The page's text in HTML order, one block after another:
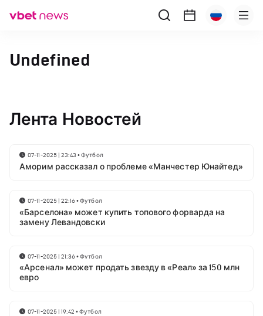
Undefined
Лента Новостей
07-11-2025 | 23:43 •Футбол
Аморим рассказал о проблеме «Манчестер Юнайтед»
07-11-2025 | 22:16•Футбол
«Барселона» может купить топового форварда на
замену Левандовски
07-11-2025 | 21:36•Футбол
«Арсенал» может продать звезду в «Реал» за 150 млн
евро
07-11-2025 | 19:42 •Футбол